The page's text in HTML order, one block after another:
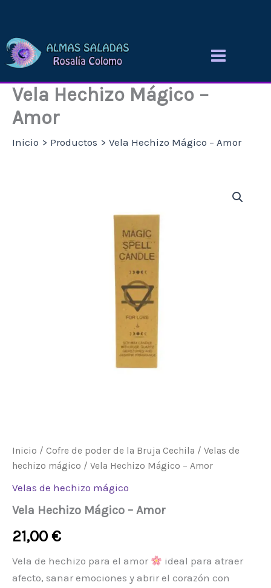
contenido
Vela Hechizo Mágico –
Amor
Inicio Productos Vela Hechizo Mágico – Amor
Inicio / Cofre de poder de la Bruja Cechila / Velas de
hechizo mágico / Vela Hechizo Mágico – Amor
Velas de hechizo mágico
Vela Hechizo Mágico – Amor
21,00 €
Vela de hechizo para el amor
ideal para atraer
afecto, sanar emociones y abrir el corazón con